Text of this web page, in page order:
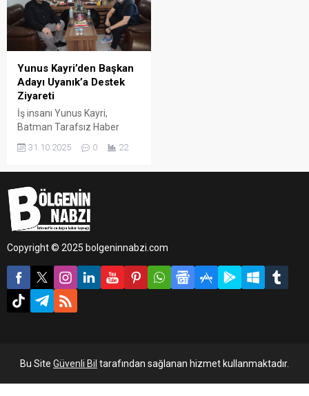
Yunus Kayri’den Başkan
Adayı Uyanık’a Destek
Ziyareti
İş insanı Yunus Kayri,
Batman Tarafsız Haber
gazetenin İmtiyaz Sahibi ve
Adayı Cebrail Uyanık ile bir
araya geldi.
31.10.2025 0 22
Copyright © 2025 bolgeninnabzi.com
Bu Site Güvenli Bil tarafından sağlanan hizmet kullanmaktadır.